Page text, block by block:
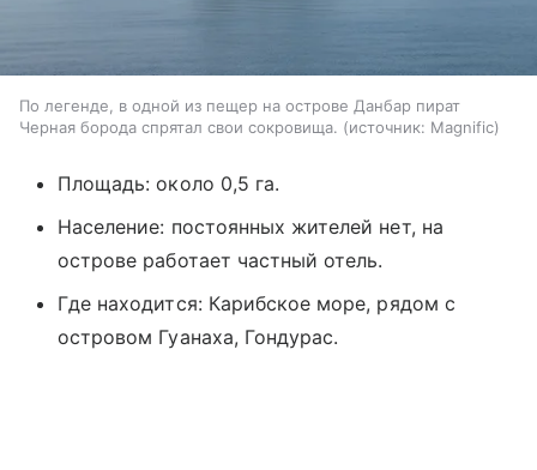
По легенде, в одной из пещер на острове Данбар пират
Черная борода спрятал свои сокровища.
источник: Magnific
Площадь: около 0,5 га.
Население: постоянных жителей нет, на
острове работает частный отель.
Где находится: Карибское море, рядом с
островом Гуанаха, Гондурас.